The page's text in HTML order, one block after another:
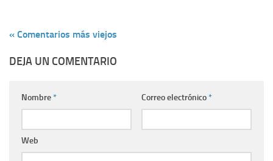
« Comentarios más viejos
DEJA UN COMENTARIO
Nombre* Correo electrónico*
Web